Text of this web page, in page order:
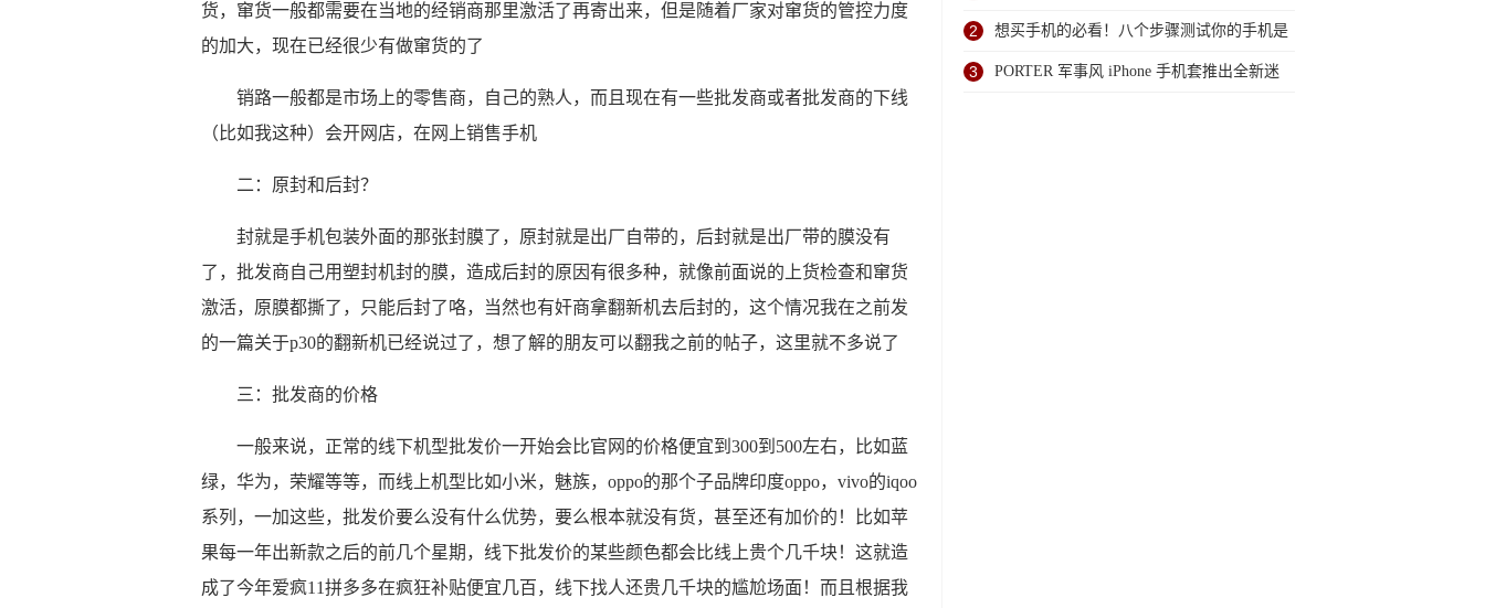
货，窜货一般都需要在当地的经销商那里激活了再寄出来，但是随着厂家对窜货的管控力度
的加大，现在已经很少有做窜货的了
销路一般都是市场上的零售商，自己的熟人，而且现在有一些批发商或者批发商的下线
（比如我这种）会开网店，在网上销售手机
二：原封和后封？
封就是手机包装外面的那张封膜了，原封就是出厂自带的，后封就是出厂带的膜没有
了，批发商自己用塑封机封的膜，造成后封的原因有很多种，就像前面说的上货检查和窜货
激活，原膜都撕了，只能后封了咯，当然也有奸商拿翻新机去后封的，这个情况我在之前发
的一篇关于p30的翻新机已经说过了，想了解的朋友可以翻我之前的帖子，这里就不多说了
三：批发商的价格
一般来说，正常的线下机型批发价一开始会比官网的价格便宜到300到500左右，比如蓝
绿，华为，荣耀等等，而线上机型比如小米，魅族，oppo的那个子品牌印度oppo，vivo的iqoo
系列，一加这些，批发价要么没有什么优势，要么根本就没有货，甚至还有加价的！比如苹
果每一年出新款之后的前几个星期，线下批发价的某些颜色都会比线上贵个几千块！这就造
成了今年爱疯11拼多多在疯狂补贴便宜几百，线下找人还贵几千块的尴尬场面！而且根据我
一！
2 想买手机的必看！八个步骤测试你的手机是
不是问题机！
3 PORTER 军事风 iPhone 手机套推出全新迷